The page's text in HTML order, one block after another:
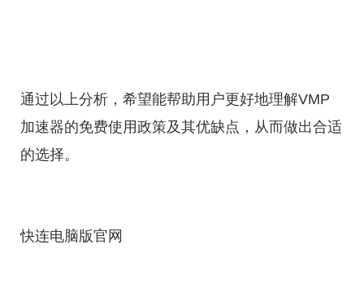
通过以上分析，希望能帮助用户更好地理解VMP
加速器的免费使用政策及其优缺点，从而做出合适
的选择。
快连电脑版官网